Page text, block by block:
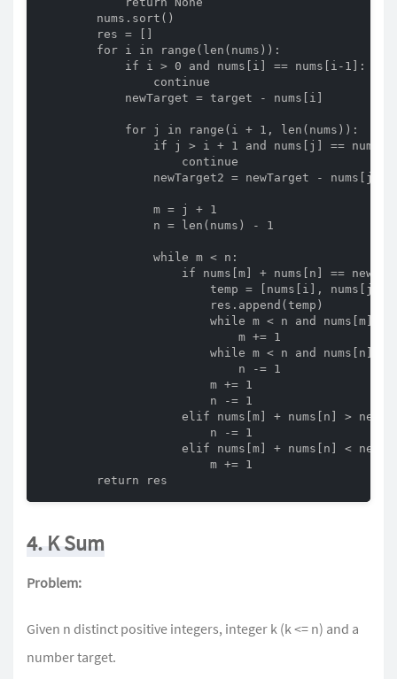
        nums.sort()
        res = []
        for i in range(len(nums)):
            if i > 0 and nums[i] == nums[i-1]:
                continue
            newTarget = target - nums[i]
            for j in range(i + 1, len(nums)):
if j > i + 1 and nums[j] ==
                    continue
                newTarget2 = newTarget - nums[j]
                m = j + 1
                n = len(nums) - 1
                while m < n:
if nums[m] + nums[n] ==
temp = [nums[i], nums[j],
                        res.append(temp)
while m < n and nums[m]
                            m += 1
while m < n and nums[n]
                            n -= 1
                        m += 1
                        n -= 1
elif nums[m] + nums[n] >
                        n -= 1
elif nums[m] + nums[n] <
                        m += 1
        return res
4. K Sum
Problem:
Given n distinct positive integers, integer k (k <= n) and a
number target.